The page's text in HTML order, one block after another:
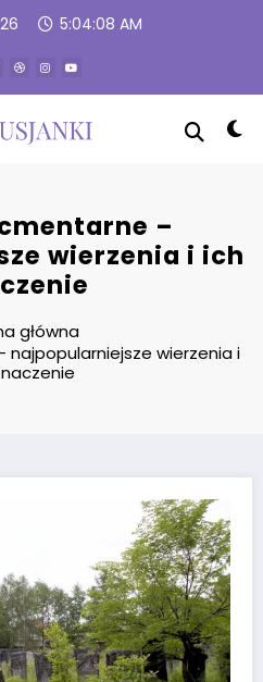
5:04:09 AM
–
wierzenia i ich
główna
najpopularniejsze wierzenia i